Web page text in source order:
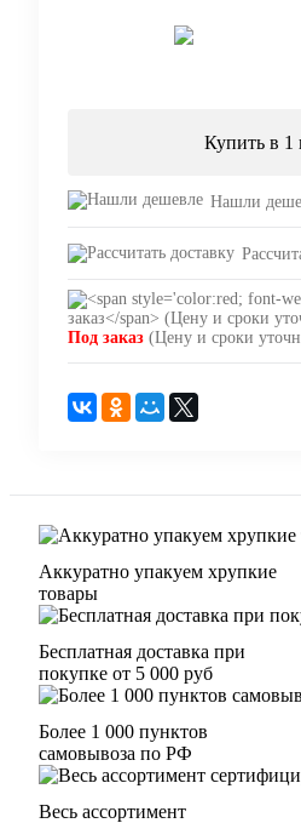
Купить в 1
Нашли
Под заказ (Цену и сроки
Аккуратно упакуем хрупкие
товары
Бесплатная доставка при
покупке от 5 000 руб
Более 1 000 пунктов
самовывоза по РФ
Весь ассортимент